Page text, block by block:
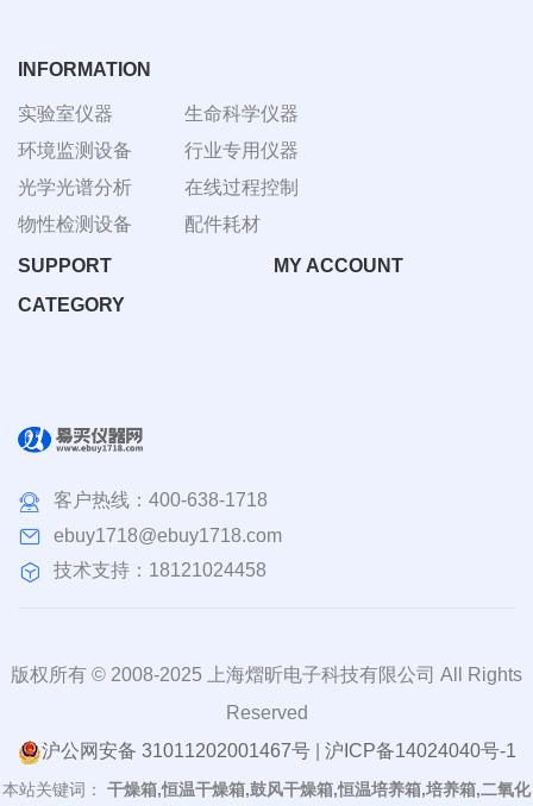
INFORMATION
实验室仪器
环境监测设备
光学光谱分析
物性检测设备
生命科学仪器
行业专用仪器
在线过程控制
配件耗材
SUPPORT
MY ACCOUNT
CATEGORY
客户热线： 400-638-1718
ebuy1718@ebuy1718.com
技术支持：18121024458
版权所有 © 2008-2025 上海熠昕电子科技有限公司 All Rights
Reserved
沪公网安备 31011202001467号| 沪ICP备14024040号-1
本站关键词： 干燥箱,恒温干燥箱,鼓风干燥箱,恒温培养箱,培养箱,二氧化